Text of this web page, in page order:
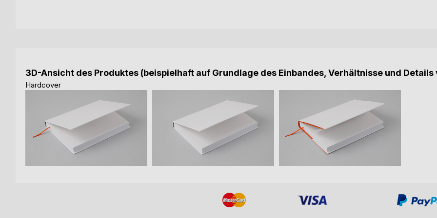
3D-Ansicht des Produktes (beispielhaft auf Grundlage des Einbandes, Verhältnisse und
Hardcover